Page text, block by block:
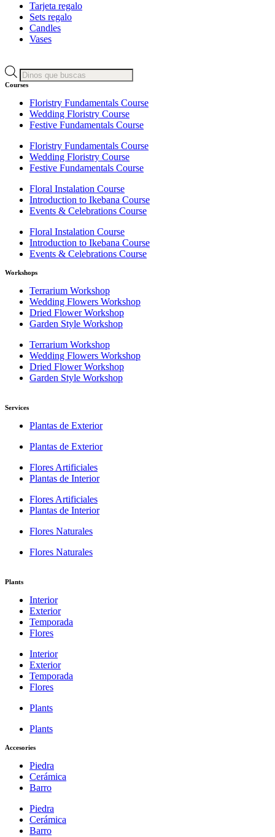
Tarjeta regalo
Sets regalo
Candles
Vases
Búsqueda
de
Courses
Floristry Fundamentals Course
Wedding Floristry Course
Festive Fundamentals Course
Floristry Fundamentals Course
Wedding Floristry Course
Festive Fundamentals Course
Floral Instalation Course
Introduction to Ikebana Course
Events & Celebrations Course
Floral Instalation Course
Introduction to Ikebana Course
Events & Celebrations Course
Workshops
Terrarium Workshop
Wedding Flowers Workshop
Dried Flower Workshop
Garden Style Workshop
Terrarium Workshop
Wedding Flowers Workshop
Dried Flower Workshop
Garden Style Workshop
Services
Plantas de Exterior
Plantas de Exterior
Flores Artificiales
Plantas de Interior
Flores Artificiales
Plantas de Interior
Flores Naturales
Flores Naturales
Plants
Interior
Exterior
Temporada
Flores
Interior
Exterior
Temporada
Flores
Plants
Plants
Accesories
Piedra
Cerámica
Barro
Piedra
Cerámica
Barro